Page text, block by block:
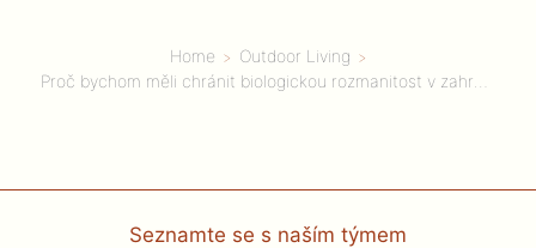
Home
Outdoor Living
Seznamte se s naším týmem